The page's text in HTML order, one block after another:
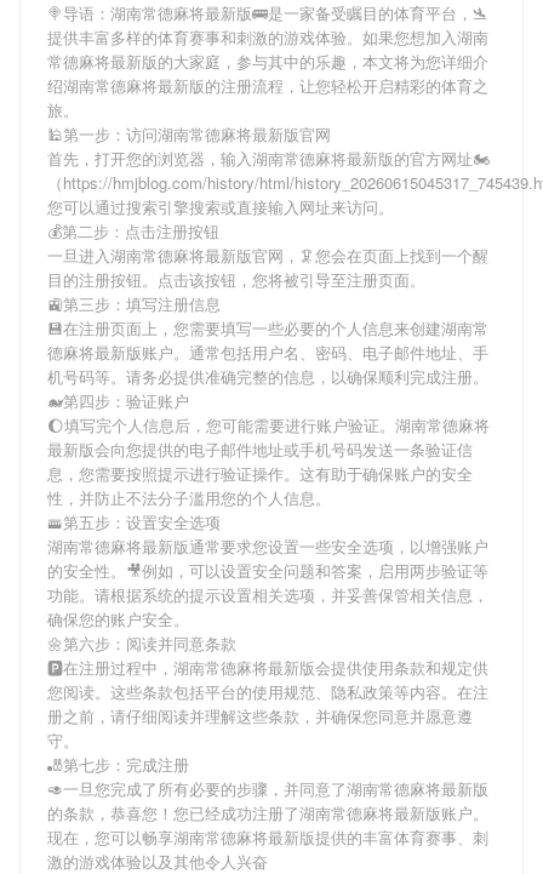
🍭导语： 湖南常德麻将最新版🚌是一家备受瞩目的体育平台，🛬
提供丰富多样的体育赛事和刺激的游戏体验。如果您想加入湖南
常德麻将最新版的大家庭，参与其中的乐趣，本文将为您详细介
绍湖南常德麻将最新版的注册流程，让您轻松开启精彩的体育之
旅。
🕌第一步：访问湖南常德麻将最新版官网
首先，打开您的浏览器，输入湖南常德麻将最新版的官方网址🏍
（https://hmjblog.com/history/html/
您可以通过搜索引擎搜索或直接输入网址来访问。
💰第二步：点击注册按钮
一旦进入湖南常德麻将最新版官网，🦑您会在页面上找到一个醒
目的注册按钮。点击该按钮，您将被引导至注册页面。
🚉第三步：填写注册信息
💾在注册页面上，您需要填写一些必要的个人信息来创建湖南常
德麻将最新版账户。通常包括用户名、密码、电子邮件地址、手
机号码等。请务必提供准确完整的信息，以确保顺利完成注册。
🐋第四步：验证账户
🌔填写完个人信息后，您可能需要进行账户验证。 湖南常德麻将
最新版会向您提供的电子邮件地址或手机号码发送一条验证信
息，您需要按照提示进行验证操作。这有助于确保账户的安全
性，并防止不法分子滥用您的个人信息。
🚟第五步：设置安全选项
湖南常德麻将最新版通常要求您设置一些安全选项，以增强账户
的安全性。🎥例如，可以设置安全问题和答案，启用两步验证等
功能。请根据系统的提示设置相关选项，并妥善保管相关信息，
确保您的账户安全。
🌼第六步：阅读并同意条款
🅿在注册过程中， 湖南常德麻将最新版会提供使用条款和规定供
您阅读。这些条款包括平台的使用规范、隐私政策等内容。在注
册之前，请仔细阅读并理解这些条款，并确保您同意并愿意遵
守。
🎳第七步：完成注册
🥑一旦您完成了所有必要的步骤，并同意了湖南常德麻将最新版
的条款，恭喜您！您已经成功注册了湖南常德麻将最新版账户。
现在，您可以畅享湖南常德麻将最新版提供的丰富体育赛事、刺
激的游戏体验以及其他令人兴奋